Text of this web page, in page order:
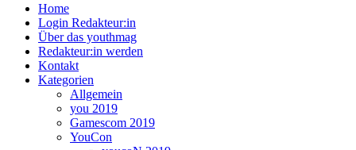
Home
Login Redakteur:in
Über das youthmag
Redakteur:in werden
Kontakt
Kategorien
Allgemein
you 2019
Gamescom 2019
YouCon